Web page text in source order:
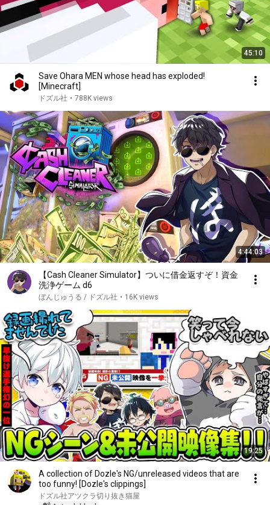
45:10
Save Ohara MEN whose head has exploded!
[Minecraft]
ドズル社 • 788K views
4:44:03
【Cash Cleaner Simulator】ついに借金返すぞ！資金
洗浄ゲーム d6
ぼんじゅうる / ドズル社 • 16K views
19:25
A collection of Dozle's NG/unreleased videos that are
too funny! [Dozle's clippings]
ドズル社アツクラ切り抜き猫屋